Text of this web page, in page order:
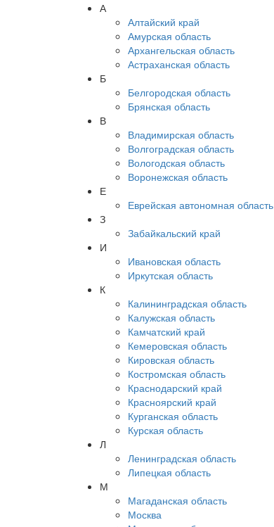
А
Алтайский край
Амурская область
Архангельская область
Астраханская область
Б
Белгородская область
Брянская область
В
Владимирская область
Волгоградская область
Вологодская область
Воронежская область
Е
Еврейская автономная область
З
Забайкальский край
И
Ивановская область
Иркутская область
К
Калининградская область
Калужская область
Камчатский край
Кемеровская область
Кировская область
Костромская область
Краснодарский край
Красноярский край
Курганская область
Курская область
Л
Ленинградская область
Липецкая область
М
Магаданская область
Москва